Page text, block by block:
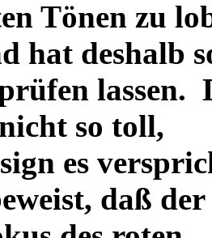
Tönen zu
hat deshalb
lassen.
so toll,
es
daß